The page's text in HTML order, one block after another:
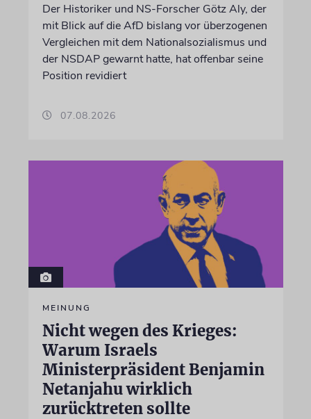
Der Historiker und NS-Forscher Götz Aly, der
mit Blick auf die AfD bislang vor überzogenen
Vergleichen mit dem Nationalsozialismus und
der NSDAP gewarnt hatte, hat offenbar seine
Position revidiert
07.08.2026
MEINUNG
Nicht wegen des Krieges:
Warum Israels
Ministerpräsident Benjamin
Netanjahu wirklich
zurücktreten sollte